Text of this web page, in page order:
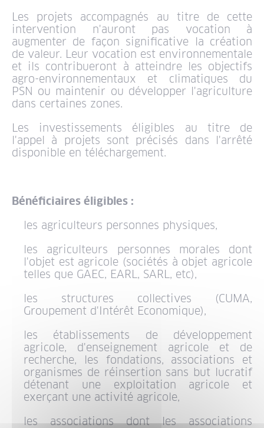
Les projets accompagnés au titre de cette
intervention n'auront pas vocation à
augmenter de façon significative la création
de valeur. Leur vocation est environnementale
et ils contribueront à atteindre les objectifs
agro-environnementaux et climatiques du
PSN ou maintenir ou développer l'agriculture
dans certaines zones.
Les investissements éligibles au titre de
l'appel à projets sont précisés dans l'arrêté
disponible en téléchargement.
Bénéficiaires éligibles :
les agriculteurs personnes physiques,
les agriculteurs personnes morales dont
l'objet est agricole (sociétés à objet agricole
telles que GAEC, EARL, SARL, etc),
les structures collectives (CUMA,
Groupement d'Intérêt Economique),
les établissements de développement
agricole, d'enseignement agricole et de
recherche, les fondations, associations et
organismes de réinsertion sans but lucratif
détenant une exploitation agricole et
exerçant une activité agricole,
les associations dont les associations